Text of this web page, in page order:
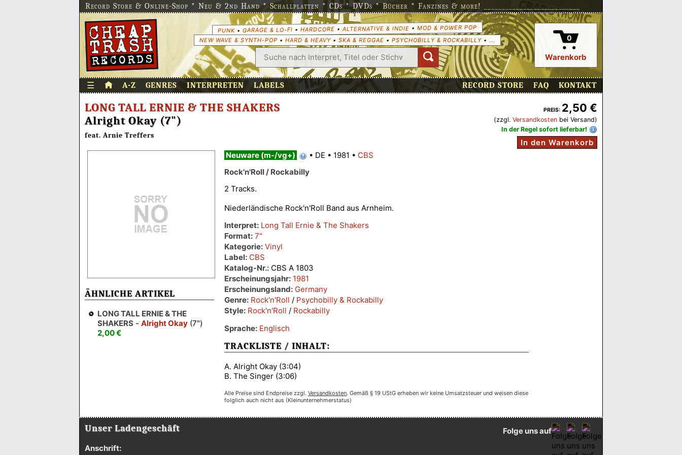
Record Store & Online-Shop * Neu & 2nd Hand * Schallplatten * CDs * DVDs * Bücher * Fanzines & more! ___________________________
PUNK• GARAGE & LO-FI • HARDCORE • ALTERNATIVE & INDIE • MOD & POWER POP
NEW WAVE & SYNTH-POP • HARD & HEAVY• SKA & REGGAE • PSYCHOBILLY & ROCKABILLY• ... 0
Warenkorb
☰ A-Z GENRES INTERPRETEN LABELS RECORD STORE FAQ KONTAKT
PREIS: 2,50 €
(zzgl. Versandkosten bei Versand)
In der Regel sofort lieferbar!
In den Warenkorb
LONG TALL ERNIE & THE SHAKERS
Alright Okay (7")
feat. Arnie Treffers
ÄHNLICHE ARTIKEL
LONG TALL ERNIE & THE
SHAKERS - Alright Okay (7")
2,00 €
Neuware (m-/vg+) • DE • 1981 • CBS
Rock'n'Roll / Rockabilly
2 Tracks.
Niederländische Rock'n'Roll Band aus Arnheim.
Interpret: Long Tall Ernie & The Shakers
Format: 7"
Kategorie: Vinyl
Label: CBS
Katalog-Nr.: CBS A 1803
Erscheinungsjahr: 1981
Erscheinungsland: Germany
Genre: Rock'n'Roll / Psychobilly & Rockabilly
Style: Rock'n'Roll / Rockabilly
Sprache: Englisch
TRACKLISTE / INHALT:
A. Alright Okay (3:04)
B. The Singer (3:06)
Alle Preise sind Endpreise zzgl. Versandkosten. Gemäß § 19 UStG erheben wir keine Umsatzsteuer und weisen diese
folglich auch nicht aus (Kleinunternehmerstatus)
Unser Ladengeschäft
Anschrift:
Folge uns auf